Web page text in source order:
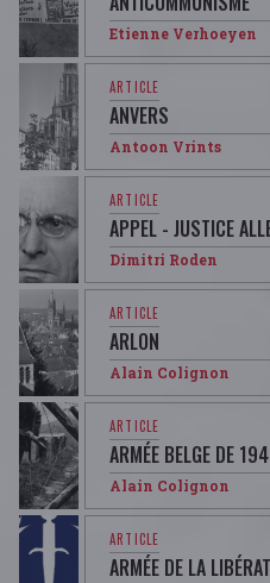
Etienne Verhoeyen
ANVERS
Antoon Vrints
APPEL - JUSTICE
Dimitri Roden
ARLON
Alain Colignon
ARMÉE BELGE DE
Alain Colignon
ARMÉE DE LA